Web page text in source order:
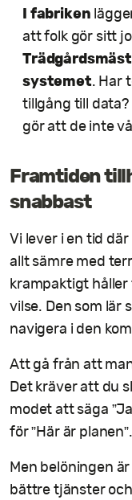
I fabriken
att folk gör sitt
systemet. Har
tillgång till
gör att de inte
Framtiden
snabbast
Vi lever i en tid
allt sämre med
krampaktigt
vilse. Den som lär
navigera i den
Att gå från att
Det kräver att du
modet att säga
för ”Här är planen”.
Men belöningen
bättre tjänster